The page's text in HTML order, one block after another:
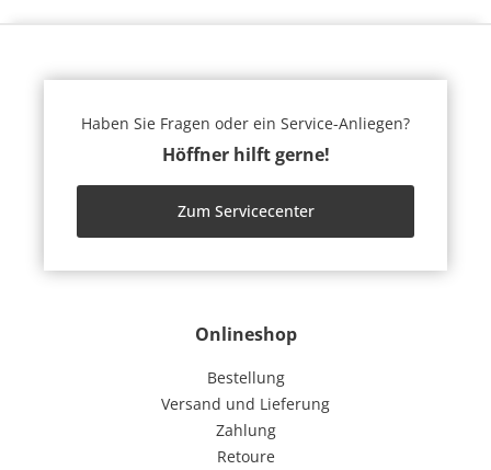
Onlineshop
Bestellung
Versand und Lieferung
Zahlung
Retoure
Haben Sie Fragen oder ein Service-Anliegen?
Höffner hilft gerne!
Zum Servicecenter